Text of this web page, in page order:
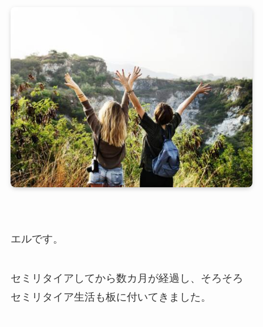
エルです。
セミリタイアしてから数カ月が経過し、そろそろ
セミリタイア生活も板に付いてきました。